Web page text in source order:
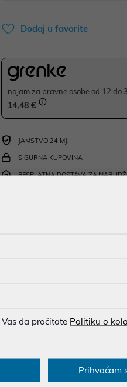
Dodaj u favorite
najam za pravne osobe od 12 do
14,48 €
JAMSTVO 24 MJ.
SIGURNA KUPOVINA
BESPLATNA DOSTAVA ZA
eventualne pogreške nastale u
te ne moraju u potpunosti
na
da pročitate Politiku o
Prihvaćam